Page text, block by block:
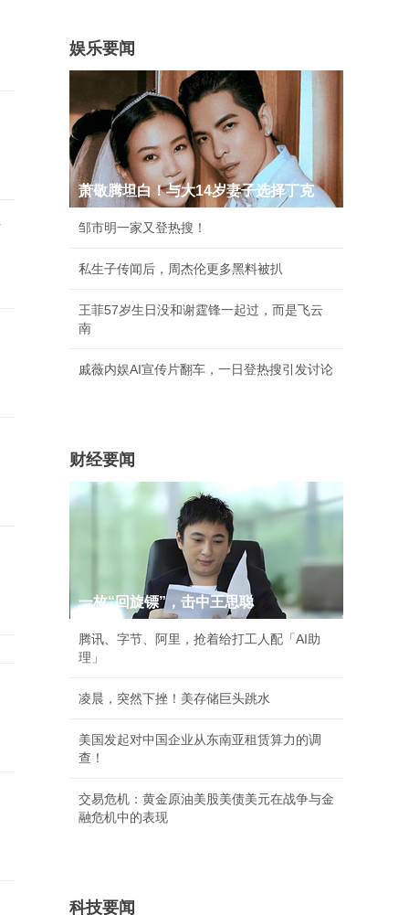
娱乐要闻
萧敬腾坦白！与大14岁妻子选择丁克
邹市明一家又登热搜！
私生子传闻后，周杰伦更多黑料被扒
王菲57岁生日没和谢霆锋一起过，而是飞云
南
戚薇内娱AI宣传片翻车，一日登热搜引发讨论
财经要闻
一枚“回旋镖”，击中王思聪
腾讯、字节、阿里，抢着给打工人配「AI助
理」
凌晨，突然下挫！美存储巨头跳水
美国发起对中国企业从东南亚租赁算力的调
查！
交易危机：黄金原油美股美债美元在战争与金
融危机中的表现
科技要闻